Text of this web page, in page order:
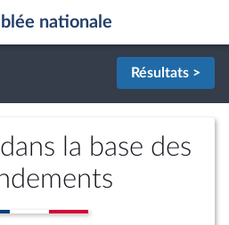
nationale
Résultats >
la base des